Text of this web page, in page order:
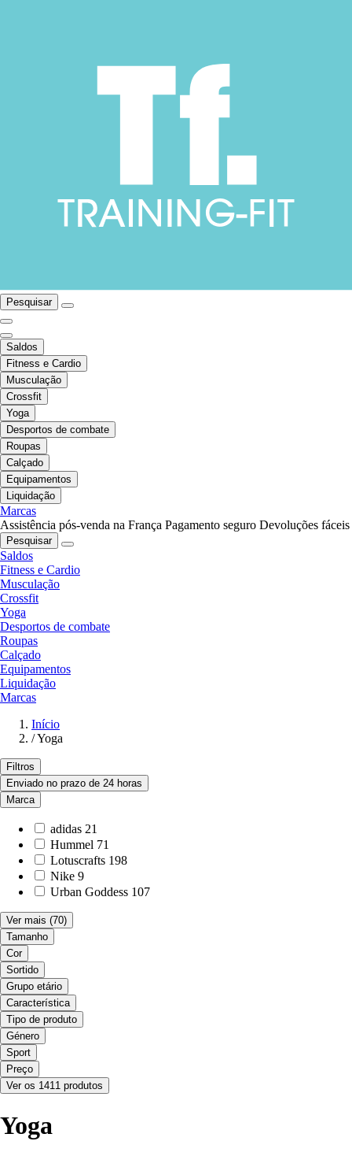
Pesquisar
Saldos
Fitness e Cardio
Musculação
Crossfit
Yoga
Desportos de combate
Roupas
Calçado
Equipamentos
Liquidação
Marcas
Assistência pós-venda na França Pagamento seguro Devoluções fáceis
Pesquisar
Saldos
Fitness e Cardio
Musculação
Crossfit
Yoga
Desportos de combate
Roupas
Calçado
Equipamentos
Liquidação
Marcas
Início
/Yoga
Filtros
Enviado no prazo de 24 horas
Marca
adidas 21
Hummel 71
Lotuscrafts 198
Nike 9
Urban Goddess 107
Ver mais (70)
Tamanho
Cor
Sortido
Grupo etário
Característica
Tipo de produto
Género
Sport
Preço
Ver os 1411 produtos
Yoga